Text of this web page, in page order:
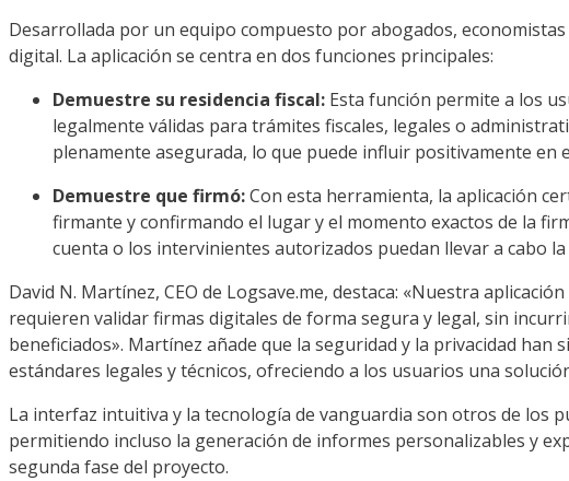
Desarrollada por un equipo compuesto por abogados,
digital. La aplicación se centra en dos funciones principales:
Demuestre su residencia fiscal: Esta función permite a los
legalmente válidas para trámites fiscales, legales o
plenamente asegurada, lo que puede influir positivamente en
Demuestre que firmó:Con esta herramienta, la aplicación
firmante y confirmando el lugar y el momento exactos de la
cuenta o los intervinientes autorizados puedan llevar a cabo la
David N. Martínez, CEO de Logsave.me, destaca: «Nuestra
requieren validar firmas digitales de forma segura y legal, sin
beneficiados». Martínez añade que la seguridad y la privacidad
estándares legales y técnicos, ofreciendo a los usuarios una
La interfaz intuitiva y la tecnología de vanguardia son otros de los
permitiendo incluso la generación de informes personalizables y
segunda fase del proyecto.